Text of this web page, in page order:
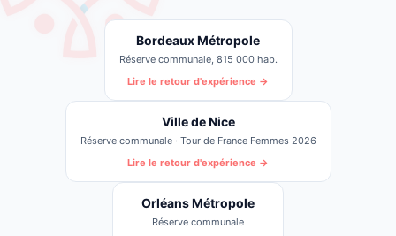
Bordeaux Métropole
Réserve communale, 815 000 hab.
Lire le retour d'expérience →
Ville de Nice
Réserve communale · Tour de France Femmes 2026
Lire le retour d'expérience →
Orléans Métropole
Réserve communale